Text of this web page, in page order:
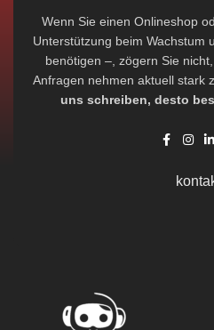
Wenn Sie einen Onlineshop
Unterstützung beim Wachstum
benötigen –, zögern Sie
Anfragen nehmen aktuell stark
uns schreiben, desto